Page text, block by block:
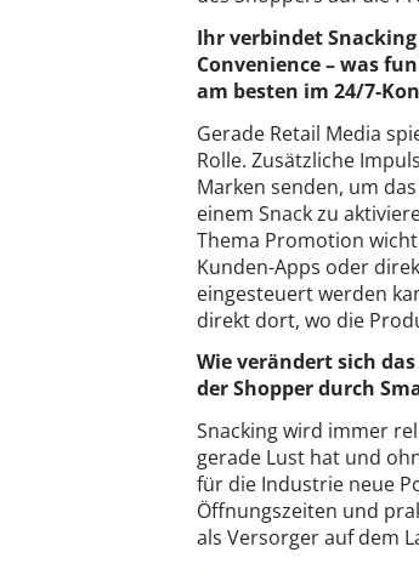
Ihr verbindet
Convenience – was
am besten im 24/7-
Gerade Retail Media
Rolle. Zusätzliche
Marken senden, um
einem Snack zu
Thema Promotion
Kunden-Apps oder
eingesteuert werden
direkt dort, wo die
Wie verändert sich
der Shopper durch
Snacking wird immer
gerade Lust hat und
für die Industrie neue
Öffnungszeiten und
als Versorger auf dem